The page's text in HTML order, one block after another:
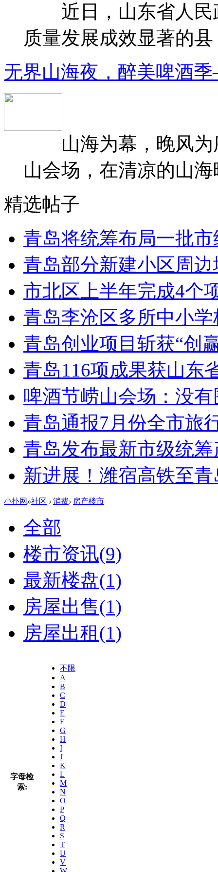
近日，山东省人民
质量发展成效显著的
无界山海夜，醉美啤酒
山海为幕，晚风为
山会场，在清凉的山
精选帖子
青岛将统筹布局一批市
青岛部分新建小区周
市北区上半年完成4个
青岛李沧区多所中小
青岛创业项目斩获“创
青岛116项成果获山东
啤酒节崂山会场：没有
青岛通报7月份全市旅
青岛发布最新市级统
新进展！潍宿高铁至
小扑网 »社区 › 消费› 房产楼市
全部
楼市资讯(9)
最新楼盘(1)
房屋出售(1)
房屋出租(1)
字母检
索:
不限
A
B
C
D
E
F
G
H
I
J
K
L
M
N
O
P
Q
R
S
T
U
V